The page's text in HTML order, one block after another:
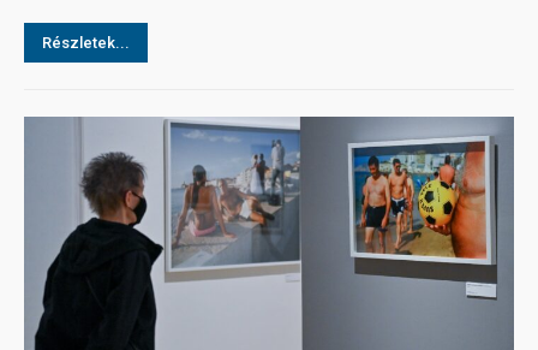
Részletek...